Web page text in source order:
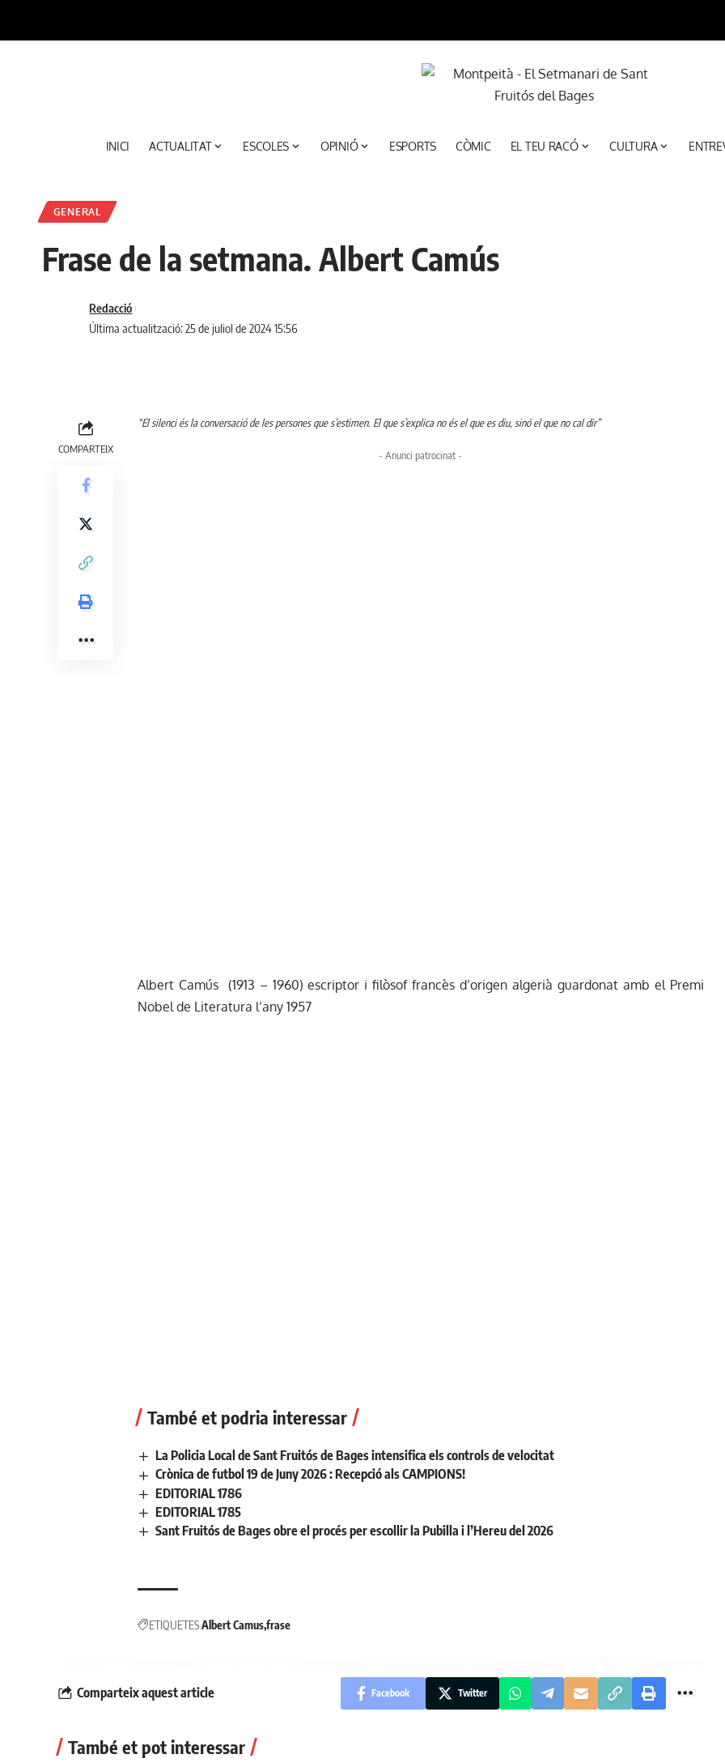
INICI ACTUALITAT ESCOLES OPINIÓ ESPORTS CÒMIC EL TEU RACÓ CULTURA
GENERAL
Frase de la setmana. Albert Camús
Última actualització: 25 de juliol de 2024 15:56
Redacció
COMPARTEIX
“El silenci és la conversació de les persones que s’estimen. El que s’explica no és el que es diu, sinó el que no cal dir”
- Anunci patrocinat -
Albert Camús (1913 – 1960) escriptor i filòsof francès d’origen algerià guardonat amb el Premi
Nobel de Literatura l’any 1957
També et podria interessar
La Policia Local de Sant Fruitós de Bages intensifica els controls de velocitat
Crònica de futbol 19 de Juny 2026 : Recepció als CAMPIONS!
EDITORIAL 1786
EDITORIAL 1785
Sant Fruitós de Bages obre el procés per escollir la Pubilla i l’Hereu del 2026
ETIQUETESAlbert Camusfrase
Comparteix aquest article Facebook Twitter
També et pot interessar